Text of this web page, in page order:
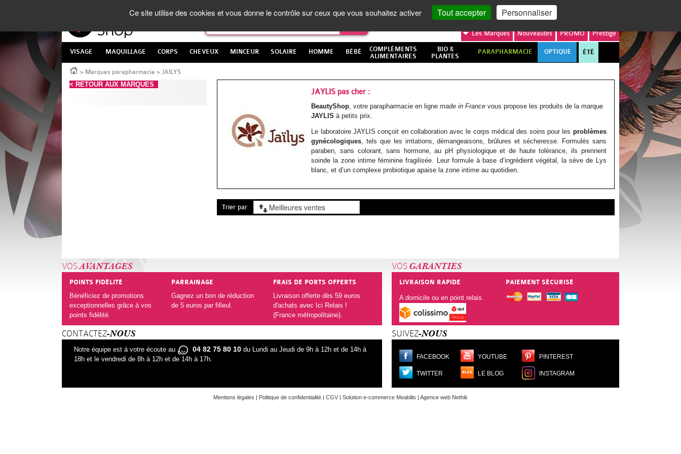
MON COMPTE
LesMarques Nouveautés PROMO Prestige
VISAGE MAQUILLAGE CORPS CHEVEUX MINCEUR SOLAIRE HOMME BÉBÉ
COMPLÉMENTS
ALIMENTAIRES
BIO &
PLANTES
PARAPHARMACIE OPTIQUE ÉTÉ
Accueil
> Marques parapharmacie > JAILYS
JAYLIS pas cher :
BeautyShop, votre parapharmacie en lignemade in France vous propose les produits de la marque
JAYLISà petits prix.
Le laboratoire JAYLIS conçoit en collaboration avec le corps médical des soins pour les problèmes
gynécologiques, tels que les irritations, démangeaisons, brûlures et sécheresse. Formulés sans
paraben, sans colorant, sans hormone, au pH physiologique et de haute tolérance, ils prennent
soinde la zone intime féminine fragilisée. Leur formule à base d’ingrédient végétal, la sève de Lys
blanc, et d’un complexe probiotique apaise la zone intime au quotidien.
Trier par
< RETOUR AUX MARQUES
VOS AVANTAGES
POINTS FIDÉLITÉ
Bénéficiez de promotions
exceptionnelles grâce à vos
points fidélité.
PARRAINAGE
Gagnez un bon de réduction
de 5 euros par filleul.
FRAIS DE PORTS OFFERTS
Livraison offerte dès 59 euros
d'achats avec Ici Relais !
(France métropolitaine).
VOSGARANTIES
LIVRAISON RAPIDE
A domicile ou en point relais.
PAIEMENT SÉCURISÉ
CONTACTEZ -NOUS
Notre équipe est à votre écoute au 04 82 75 80 10du Lundi au Jeudi de 9h à 12h et de 14h à
18h et le vendredi de 8h à 12h et de 14h à 17h.
SUIVEZ -NOUS
FACEBOOK YOUTUBE PINTEREST
TWITTER LE BLOG INSTAGRAM
Mentions légales | Politique de confidentialité | CGV | Solution e-commerce Meabilis | Agence web Nethik
Ce site utilise des cookies et vous donne le contrôle sur ceux que vous souhaitez activer Tout accepter Personnaliser